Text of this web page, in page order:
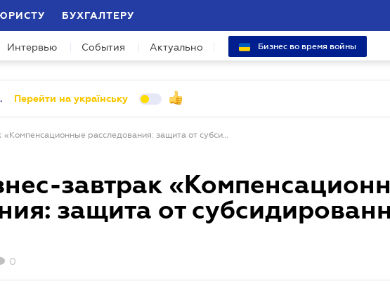
БУХГАЛТЕРУ
Интервью События Актуально Бизнес во время войны
Перейти на українську
4 июля - бизнес-завтрак «Компенсационные расследования: защита от субсидированного импорта»
завтрак
защита от
0